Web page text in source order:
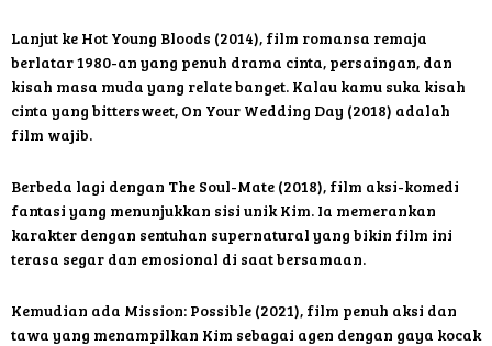
Lanjut ke Hot Young Bloods (2014), film romansa remaja
berlatar 1980-an yang penuh drama cinta, persaingan, dan
kisah masa muda yang relate banget. Kalau kamu suka kisah
cinta yang bittersweet, On Your Wedding Day (2018) adalah
film wajib.
Berbeda lagi dengan The Soul-Mate (2018), film aksi-komedi
fantasi yang menunjukkan sisi unik Kim. Ia memerankan
karakter dengan sentuhan supernatural yang bikin film ini
terasa segar dan emosional di saat bersamaan.
Kemudian ada Mission: Possible (2021), film penuh aksi dan
tawa yang menampilkan Kim sebagai agen dengan gaya kocak